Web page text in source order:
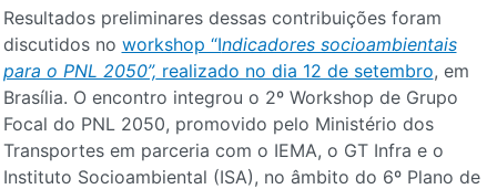
Resultados preliminares dessas contribuições foram
discutidos no workshop “Indicadores socioambientais
para o PNL 2050”, realizado no dia 12 de setembro, em
Brasília. O encontro integrou o 2º Workshop de Grupo
Focal do PNL 2050, promovido pelo Ministério dos
Transportes em parceria com o IEMA, o GT Infra e o
Instituto Socioambiental (ISA), no âmbito do 6º Plano de